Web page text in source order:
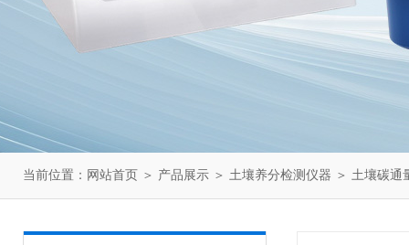
当前位置： 网站首页 ＞ 产品展示 ＞ 土壤养分检测仪器 ＞ 土壤碳通